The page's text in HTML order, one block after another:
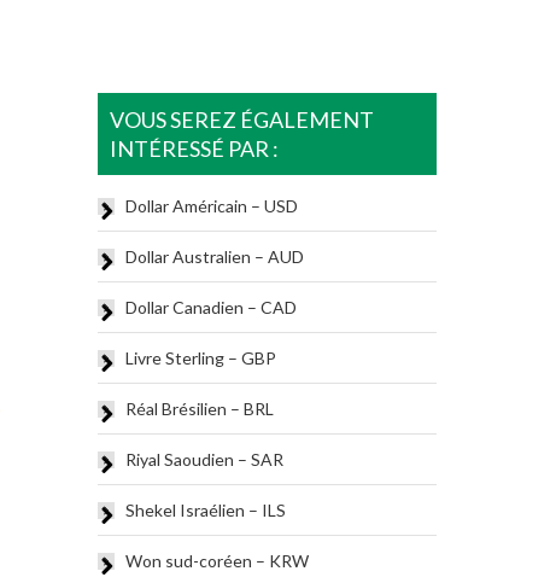
VOUS SEREZ ÉGALEMENT
INTÉRESSÉ PAR :
Dollar Américain – USD
Dollar Australien – AUD
Dollar Canadien – CAD
Livre Sterling – GBP
Réal Brésilien – BRL
Riyal Saoudien – SAR
Shekel Israélien – ILS
Won sud-coréen – KRW